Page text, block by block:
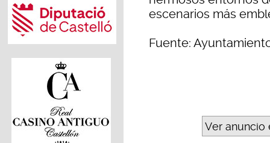
escenarios más
Fuente:
Ver anuncio